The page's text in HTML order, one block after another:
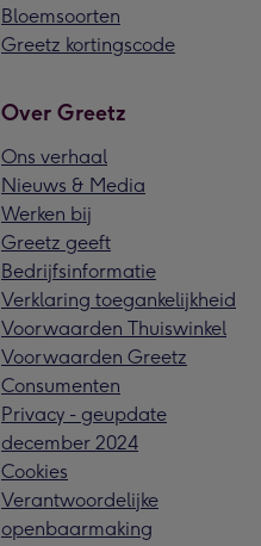
Bloemsoorten
Greetz kortingscode
Over Greetz
Ons verhaal
Nieuws & Media
Werken bij
Greetz geeft
Bedrijfsinformatie
Verklaring toegankelijkheid
Voorwaarden Thuiswinkel
Voorwaarden Greetz
Consumenten
Privacy - geupdate
december 2024
Cookies
Verantwoordelijke
openbaarmaking